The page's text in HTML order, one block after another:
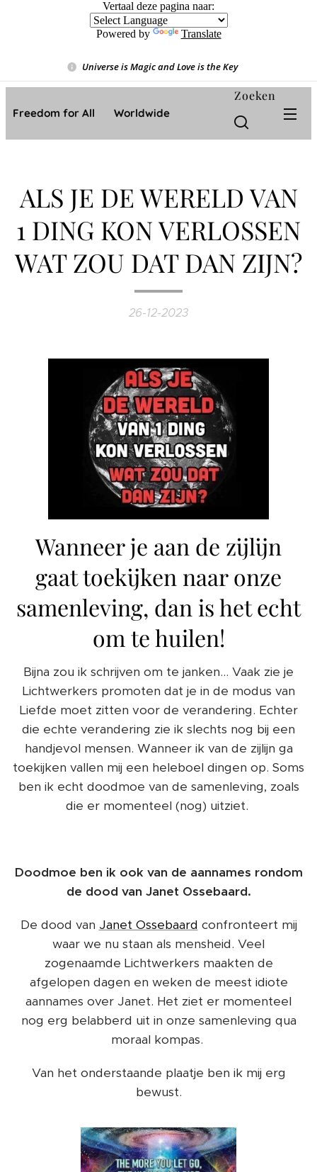
Vertaal deze pagina naar:
Powered by Translate
Universe is Magic and Love is the Key❤️
Freedom for All ❤️ Worldwide
Zoeken
ALS JE DE WERELD VAN
1 DING KON VERLOSSEN
WAT ZOU DAT DAN ZIJN?
26-12-2023
Wanneer je aan de zijlijn
gaat toekijken naar onze
samenleving, dan is het echt
om te huilen!
Bijna zou ik schrijven om te janken... Vaak zie je
Lichtwerkers promoten dat je in de modus van
Liefde moet zitten voor de verandering. Echter
die echte verandering zie ik slechts nog bij een
handjevol mensen. Wanneer ik van de zijlijn ga
toekijken vallen mij een heleboel dingen op. Soms
ben ik echt doodmoe van de samenleving, zoals
die er momenteel (nog) uitziet.
Doodmoe ben ik ook van de aannames rondom
de dood van Janet Ossebaard.
De dood van Janet Ossebaard confronteert mij
waar we nu staan als mensheid. Veel
zogenaamde Lichtwerkers maakten de
afgelopen dagen en weken de meest idiote
aannames over Janet. Het ziet er momenteel
nog erg belabberd uit in onze samenleving qua
moraal kompas.
Van het onderstaande plaatje ben ik mij erg
bewust.